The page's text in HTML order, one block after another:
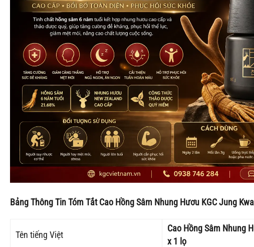
Bảng Thông Tin Tóm Tắt Cao Hồng Sâm Nhung Hươu KGC Jung
Tên tiếng Việt
Cao Hồng Sâm Nhung
x 1 lọ